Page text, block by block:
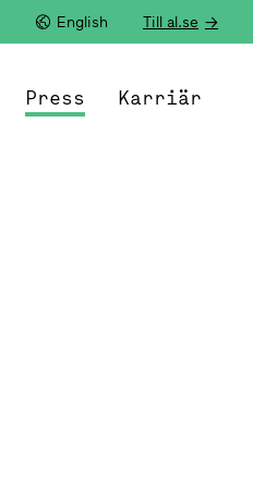
English Till al.se
Press Karriär